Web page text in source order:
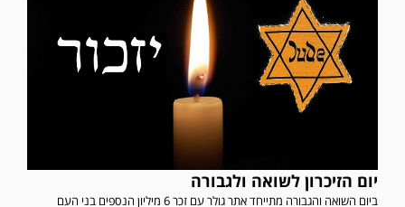
יום הזיכרון לשואה ולגבורה
ביום השואה והגבורה מתייחד אתר גולר עם זכר 6 מיליון הנספים בני העם